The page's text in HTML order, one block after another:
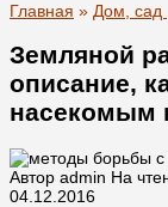
Главная » Дом, сад
Земляной
описание,
насекомым
Автор admin На
04.12.2016